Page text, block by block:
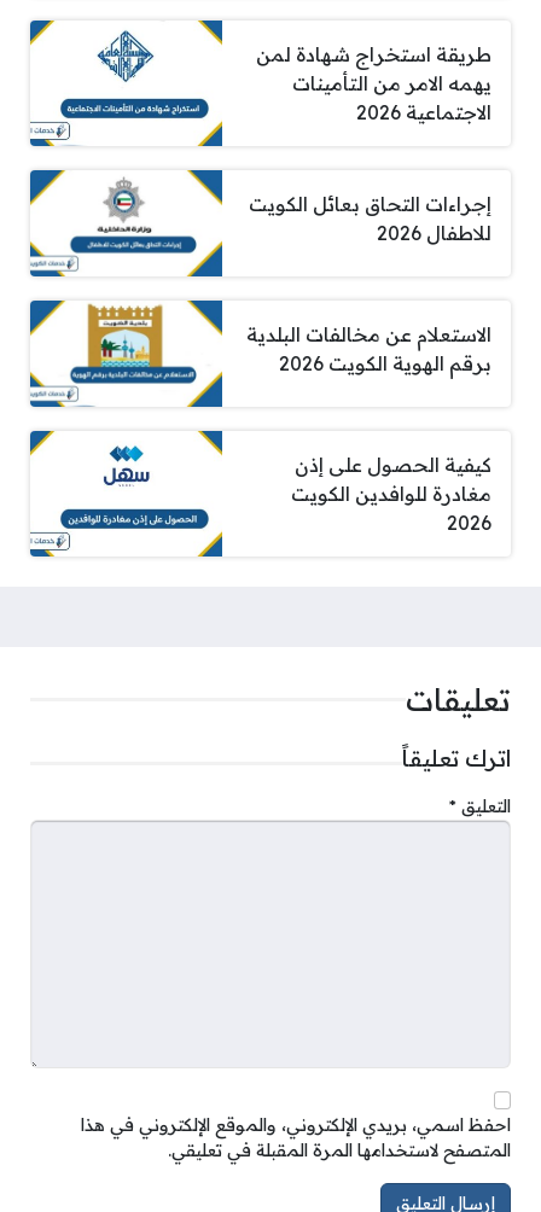
طريقة استخراج شهادة لمن
يهمه الامر من التأمينات
الاجتماعية 2026
إجراءات التحاق بعائل الكويت
للاطفال 2026
الاستعلام عن مخالفات البلدية
برقم الهوية الكويت 2026
كيفية الحصول على إذن
مغادرة للوافدين الكويت
2026
تعليقات
اترك تعليقاً
التعليق *
احفظ اسمي، بريدي الإلكتروني، والموقع الإلكتروني في هذا
المتصفح لاستخدامها المرة المقبلة في تعليقي.